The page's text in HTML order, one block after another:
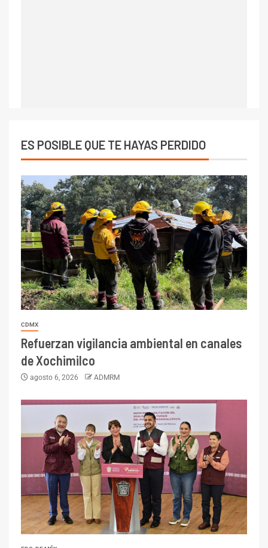
ES POSIBLE QUE TE HAYAS PERDIDO
CDMX
Refuerzan vigilancia ambiental en canales
de Xochimilco
agosto 6, 2026 ADMRM